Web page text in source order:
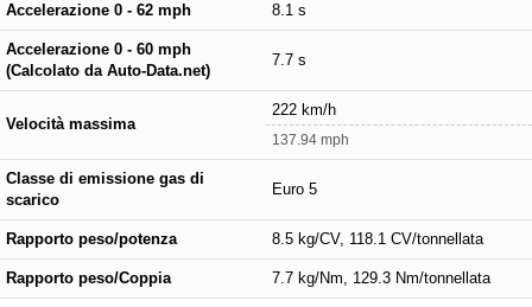
Accelerazione 0 - 62 mph 8.1 s
Accelerazione 0 - 60 mph
(Calcolato da Auto-Data.net)
7.7 s
Velocità massima
222 km/h
137.94 mph
Classe di emissione gas di
scarico
Euro 5
Rapporto peso/potenza 8.5 kg/CV, 118.1 CV/tonnellata
Rapporto peso/Coppia 7.7 kg/Nm, 129.3 Nm/tonnellata